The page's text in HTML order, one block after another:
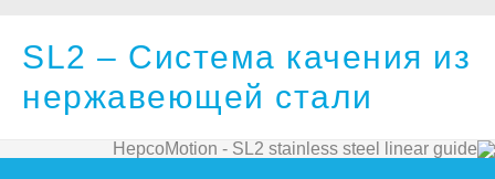
SL2 – Система качения из
нержавеющей стали